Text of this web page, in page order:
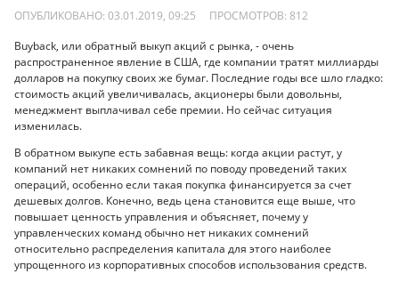
ОПУБЛИКОВАНО: 03.01.2019, 09:25 ПРОСМОТРОВ: 812
Buyback, или обратный выкуп акций с рынка, - очень
распространенное явление в США, где компании тратят миллиарды
долларов на покупку своих же бумаг. Последние годы все шло гладко:
стоимость акций увеличивалась, акционеры были довольны,
менеджмент выплачивал себе премии. Но сейчас ситуация
изменилась.
В обратном выкупе есть забавная вещь: когда акции растут, у
компаний нет никаких сомнений по поводу проведений таких
операций, особенно если такая покупка финансируется за счет
дешевых долгов. Конечно, ведь цена становится еще выше, что
повышает ценность управления и объясняет, почему у
управленческих команд обычно нет никаких сомнений
относительно распределения капитала для этого наиболее
упрощенного из корпоративных способов использования средств.